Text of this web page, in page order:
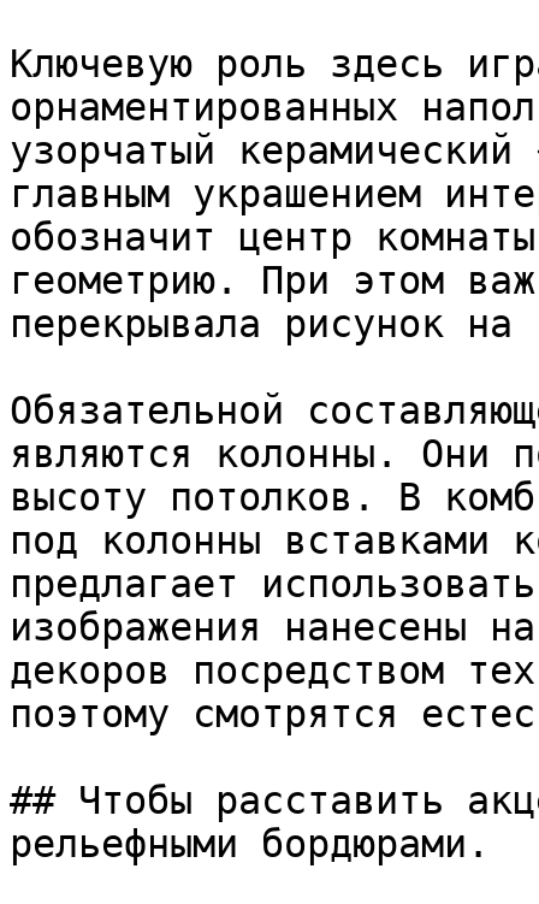
Ключевую роль здесь
орнаментированных
узорчатый
главным украшением
обозначит центр
геометрию. При этом
перекрывала рисунок на
Обязательной
являются колонны. Они
высоту потолков. В
под колонны вставками
предлагает
изображения нанесены
декоров посредством
поэтому смотрятся
## Чтобы расставить
рельефными бордюрами.